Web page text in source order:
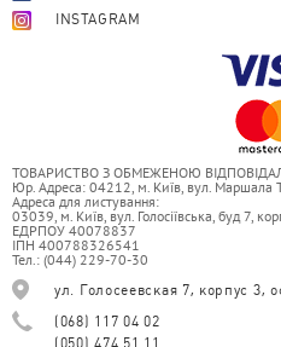
INSTAGRAM
ТОВАРИСТВО З ОБМЕЖЕНОЮ
Юр. Адреса: 04212, м. Київ, вул. Маршала
Адреса для листування:
03039, м. Київ, вул. Голосіївська, буд 7,
ЕДРПОУ 40078837
ІПН 400788326541
Тел.: (044) 229-70-30
ул. Голосеевская 7, корпус 3,
(068) 117 04 02
(050) 474 51 11